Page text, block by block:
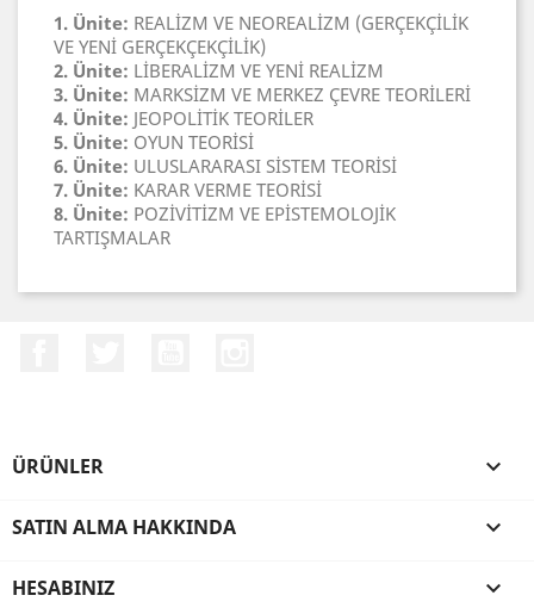
1. Ünite: REALİZM VE NEOREALİZM (GERÇEKÇİLİK
VE YENİ GERÇEKÇEKÇİLİK)
2. Ünite: LİBERALİZM VE YENİ REALİZM
3. Ünite: MARKSİZM VE MERKEZ ÇEVRE TEORİLERİ
4. Ünite: JEOPOLİTİK TEORİLER
5. Ünite: OYUN TEORİSİ
6. Ünite: ULUSLARARASI SİSTEM TEORİSİ
7. Ünite: KARAR VERME TEORİSİ
8. Ünite: POZİVİTİZM VE EPİSTEMOLOJİK
TARTIŞMALAR
ÜRÜNLER 
SATIN ALMA HAKKINDA 
HESABINIZ 